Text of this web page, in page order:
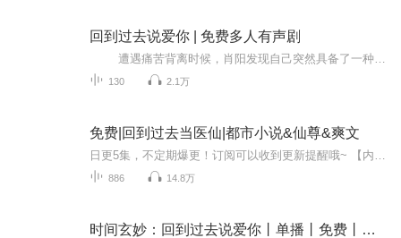
回到过去说爱你 | 免费多人有声剧
130 2.1万
免费|回到过去当医仙|都市小说&仙尊&爽文
886 14.8万
时间玄妙：回到过去说爱你丨单播丨免费丨玄幻异能